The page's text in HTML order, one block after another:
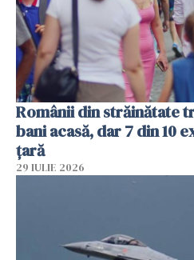
Românii din străinătate
bani acasă, dar 7 din 10
țară
29 IULIE 2026